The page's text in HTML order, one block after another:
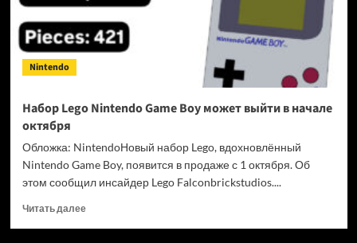
Zelda,
но
подробности
фильма
Nintendo
Набор Lego Nintendo Game Boy может выйти в начале
октября
Обложка: NintendoНовый набор Lego, вдохновлённый
Nintendo Game Boy, появится в продаже с 1 октября. Об
этом сообщил инсайдер Lego Falconbrickstudios....
Читать далееПрочитать